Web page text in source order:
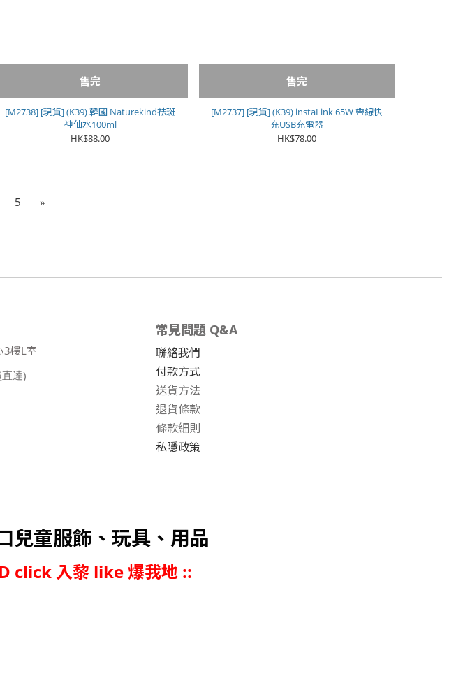
售完
[M2738] [現貨] (K39) 韓國 Naturekind祛斑
神仙水100ml
HK$88.00
售完
[M2737] [現貨] (K39) instaLink 65W 帶線快
充USB充電器
HK$78.00
5 »
3樓L室
達)
常見問題 Q&A
聯絡我們
付款方式
送貨方法
退貨條款
條款細則
私隱政策
兒童服飾、玩具、用品
click 入黎 like 爆我地 ::